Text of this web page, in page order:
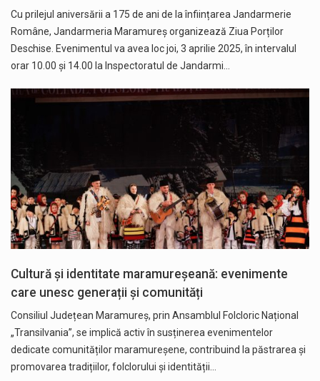
Cu prilejul aniversării a 175 de ani de la înființarea Jandarmerie
Române, Jandarmeria Maramureș organizează Ziua Porților
Deschise. Evenimentul va avea loc joi, 3 aprilie 2025, în intervalul
orar 10.00 și 14.00 la Inspectoratul de Jandarmi…
Cultură și identitate maramureșeană: evenimente
care unesc generații și comunități
Consiliul Județean Maramureș, prin Ansamblul Folcloric Național
„Transilvania”, se implică activ în susținerea evenimentelor
dedicate comunităților maramureșene, contribuind la păstrarea și
promovarea tradițiilor, folclorului și identității…